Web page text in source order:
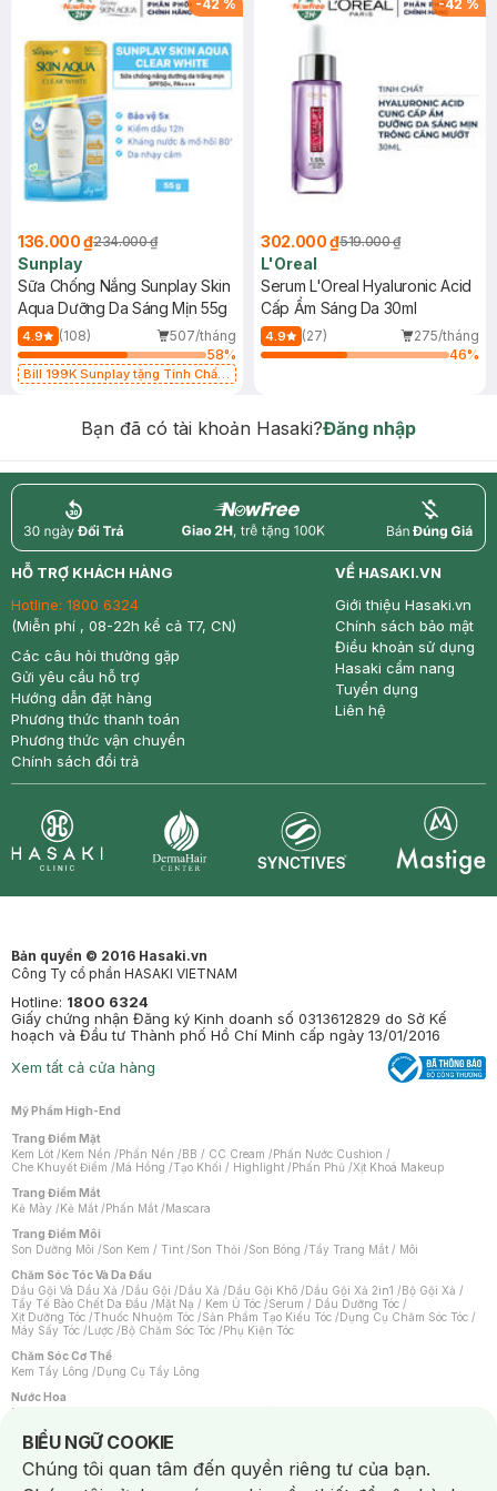
-42 %
136.000 ₫234.000 ₫
Sunplay
Sữa Chống Nắng Sunplay Skin
Aqua Dưỡng Da Sáng Mịn 55g
4.9 (108)
507/tháng
58%
Bill 199K Sunplay tặng Tinh Chất
-42 %
302.000 ₫519.000 ₫
L'Oreal
Serum L'Oreal Hyaluronic Acid
Cấp Ẩm Sáng Da 30ml
4.9 (27)
275/tháng
46%
Bạn đã có tài khoản Hasaki?Đăng nhập
return nowfree price
HỖ TRỢ KHÁCH HÀNG
Hotline: 1800 6324
(Miễn phí , 08-22h kể cả T7, CN)
Các câu hỏi thường gặp
Gửi yêu cầu hỗ trợ
Hướng dẫn đặt hàng
Phương thức thanh toán
Phương thức vận chuyển
Chính sách đổi trả
VỀ HASAKI.VN
Giới thiệu Hasaki.vn
Chính sách bảo mật
Điều khoản sử dụng
Hasaki cẩm nang
Tuyển dụng
Liên hệ
Bản quyền © 2016 Hasaki.vn
Công Ty cổ phần HASAKI VIETNAM
Hotline: 1800 6324
Giấy chứng nhận Đăng ký Kinh doanh số 0313612829 do Sở Kế
hoạch và Đầu tư Thành phố Hồ Chí Minh cấp ngày 13/01/2016
Xem tất cả cửa hàng
Mỹ Phẩm High-End
Trang Điểm Mặt
Kem Lót /Kem Nền /Phấn Nền /BB / CC Cream /Phấn Nước Cushion /
Che Khuyết Điểm /Má Hồng /Tạo Khối / Highlight /Phấn Phủ /Xịt Khoá Makeup
Trang Điểm Mắt
Kẻ Mày /Kẻ Mắt /Phấn Mắt /Mascara
Trang Điểm Môi
Son Dưỡng Môi /Son Kem / Tint /Son Thỏi /Son Bóng /Tẩy Trang Mắt / Môi
Chăm Sóc Tóc Và Da Đầu
Dầu Gội Và Dầu Xả /Dầu Gội /Dầu Xả /Dầu Gội Khô /Dầu Gội Xả 2in1 /Bộ Gội Xả /
Tẩy Tế Bào Chết Da Đầu /Mặt Nạ / Kem Ủ Tóc /Serum / Dầu Dưỡng Tóc /
Xịt Dưỡng Tóc /Thuốc Nhuộm Tóc /Sản Phẩm Tạo Kiểu Tóc /Dụng Cụ Chăm Sóc Tóc /
Máy Sấy Tóc /Lược /Bộ Chăm Sóc Tóc /Phụ Kiện Tóc
Chăm Sóc Cơ Thể
Kem Tẩy Lông /Dụng Cụ Tẩy Lông
Nước Hoa
Nước Hoa Nữ
Chăm Sóc Cá Nhân
Chống Muỗi /Khẩu Trang /Máy Massage/Mặt Nạ Xông Hơi /Nước Rửa Tay/
Sản Phẩm Chăm Sóc Khác /Bàn Chải Đánh Răng /Bàn Chải Điện/
BIỂU NGỮ COOKIE
Notice about cookies usage
Chúng tôi quan tâm đến quyền riêng tư của bạn.